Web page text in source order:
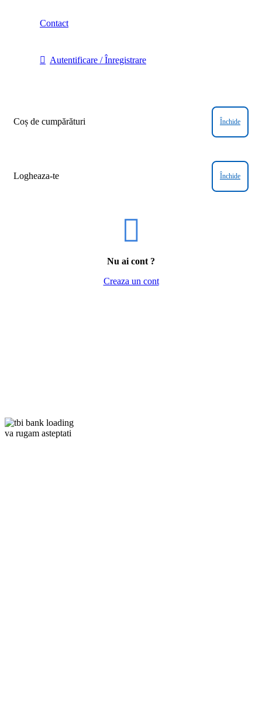
Contact
Autentificare / Înregistrare
Coș de cumpărături Închide
Logheaza-te Închide
Nu ai cont ?
Creaza un cont
va rugam asteptati